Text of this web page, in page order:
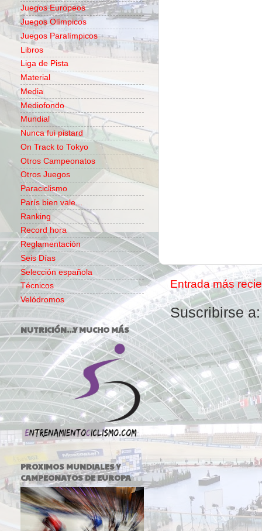
Entrada más
Suscribirse
Juegos Europeos
Juegos Olímpicos
Juegos Paralímpicos
Libros
Liga de Pista
Material
Media
Mediofondo
Mundial
Nunca fui pistard
On Track to Tokyo
Otros Campeonatos
Otros Juegos
Paraciclismo
París bien vale...
Ranking
Record hora
Reglamentación
Seis Días
Selección española
Técnicos
Velódromos
NUTRICIÓN...Y MUCHO MÁS
PROXIMOS MUNDIALES Y
CAMPEONATOS DE EUROPA